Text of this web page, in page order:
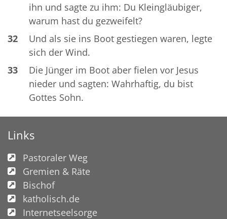
ihn und sagte zu ihm: Du Kleingläubiger,
warum hast du gezweifelt?
32
Und als sie ins Boot gestiegen waren, legte
sich der Wind.
33
Die Jünger im Boot aber fielen vor Jesus
nieder und sagten: Wahrhaftig, du bist
Gottes Sohn.
Links
Pastoraler Weg
Gremien & Räte
Bischof
katholisch.de
Internetseelsorge